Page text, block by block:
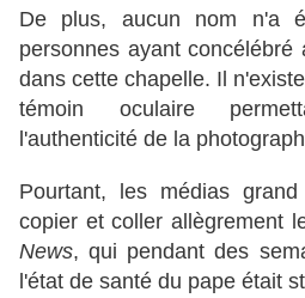
De plus, aucun nom n'a
personnes ayant
dans cette chapelle. Il
témoin oculaire
l'authenticité de la
Pourtant, les médias
copier et coller allègrement
News, qui pendant des
l'état de santé du pape était